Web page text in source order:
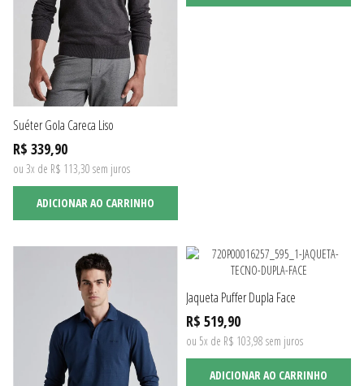
Suéter Gola Careca Liso
R$ 339,90
ou 3x de R$ 113,30 sem juros
ADICIONAR AO CARRINHO
Jaqueta Puffer Dupla Face
R$ 519,90
ou 5x de R$ 103,98 sem juros
ADICIONAR AO CARRINHO